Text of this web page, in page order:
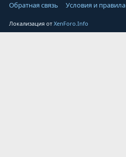
Обратная связь
Условия и правила
Локализация отXenForo.Info